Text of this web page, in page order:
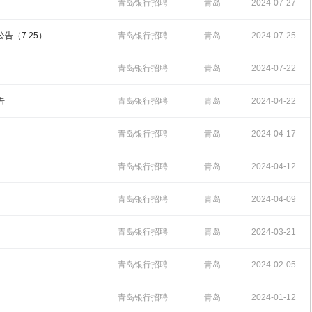
14:54:42
青岛银行招聘 青岛 2024-07-27
14:35:21
（7.25） 青岛银行招聘 青岛 2024-07-25
11:08:08
青岛银行招聘 青岛 2024-07-22
17:36:06
青岛银行招聘 青岛 2024-04-22
16:01:01
青岛银行招聘 青岛 2024-04-17
15:11:10
青岛银行招聘 青岛 2024-04-12
16:59:10
青岛银行招聘 青岛 2024-04-09
10:52:45
青岛银行招聘 青岛 2024-03-21
11:07:09
青岛银行招聘 青岛 2024-02-05
13:28:40
青岛银行招聘 青岛 2024-01-12